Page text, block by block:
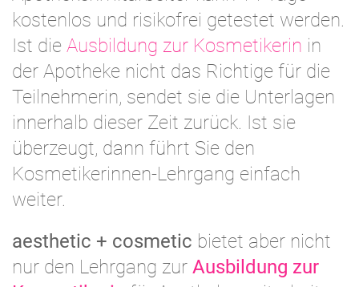
kostenlos und risikofrei getestet werden.
Ist die Ausbildung zur Kosmetikerin in
der Apotheke nicht das Richtige für die
Teilnehmerin, sendet sie die Unterlagen
innerhalb dieser Zeit zurück. Ist sie
überzeugt, dann führt Sie den
Kosmetikerinnen-Lehrgang einfach
weiter.
aesthetic + cosmetic bietet aber nicht
nur den Lehrgang zur Ausbildung zur